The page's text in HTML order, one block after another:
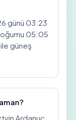
günü 03:23
05:05
güneş
Ardanuç